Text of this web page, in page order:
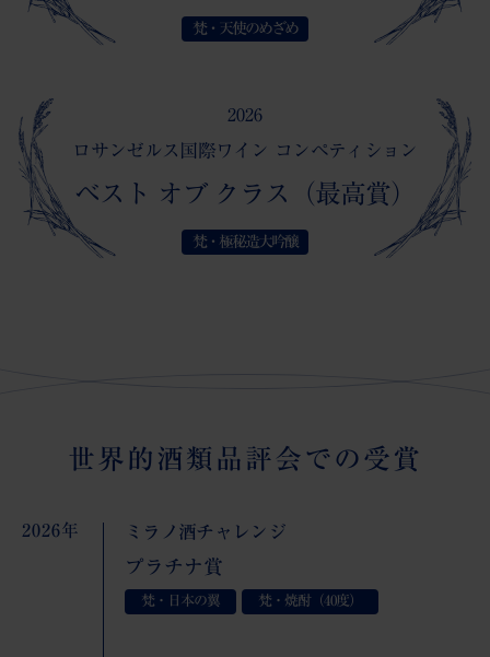
梵・天使のめざめ
2026
ロサンゼルス国際ワイン コンペティション
ベスト オブ クラス（最高賞）
梵・極秘造大吟醸
世界的酒類品評会での受賞
2026年 ミラノ酒チャレンジ
プラチナ賞
梵・日本の翼 梵・焼酎（40度）